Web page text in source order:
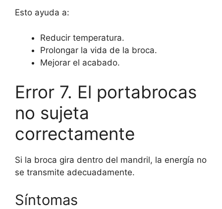
Esto ayuda a:
Reducir temperatura.
Prolongar la vida de la broca.
Mejorar el acabado.
Error 7. El portabrocas
no sujeta
correctamente
Si la broca gira dentro del mandril, la energía no
se transmite adecuadamente.
Síntomas